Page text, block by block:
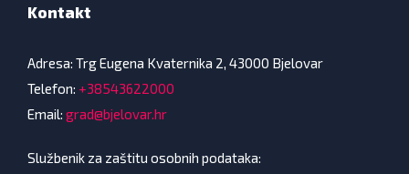
Kontakt
Adresa: Trg Eugena Kvaternika 2, 43000 Bjelovar
Telefon: +38543622000
Email: grad@bjelovar.hr
Službenik za zaštitu osobnih podataka: